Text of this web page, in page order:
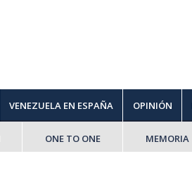
VENEZUELA EN ESPAÑA OPINIÓN
ONE TO ONE MEMORIA